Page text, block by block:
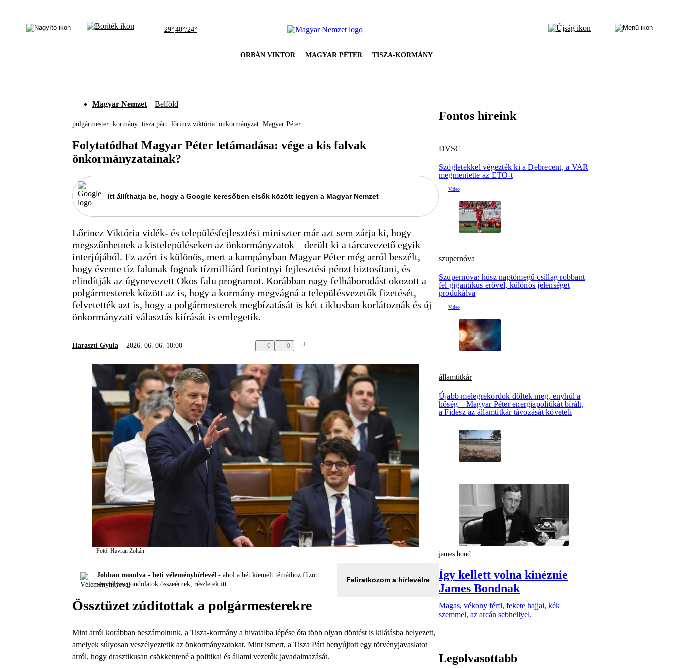
29° 40°/24°
ORBÁN VIKTOR MAGYAR PÉTER TISZA-KORMÁNY
Magyar Nemzet Belföld
polgármester kormány tisza párt lőrincz viktória önkormányzat Magyar Péter
Folytatódhat Magyar Péter letámadása: vége a kis falvak
önkormányzatainak?
Itt állíthatja be, hogy a Google keresőben elsők között legyen a Magyar Nemzet
Lőrincz Viktória vidék- és településfejlesztési miniszter már azt sem zárja ki, hogy
megszűnhetnek a kistelepüléseken az önkormányzatok – derült ki a tárcavezető egyik
interjújából. Ez azért is különös, mert a kampányban Magyar Péter még arról beszélt,
hogy évente tíz falunak fognak tízmilliárd forintnyi fejlesztési pénzt biztosítani, és
elindítják az úgynevezett Okos falu programot. Korábban nagy felháborodást okozott a
polgármesterek között az is, hogy a kormány megvágná a településvezetők fizetését,
felvetették azt is, hogy a polgármesterek megbízatását is két ciklusban korlátoznák és új
önkormányzati választás kiírását is emlegetik.
Haraszti Gyula 2026. 06. 06. 10:00 0 0 3
Fotó: Havran Zoltán
Jobban mondva - heti véleményhírlevél - ahol a hét kiemelt témáihoz fűzött
személyes gondolatok összeérnek, részletek itt.
Feliratkozom a hírlevélre
Össztüzet zúdítottak a polgármesterekre
Mint arról korábban beszámoltunk, a Tisza-kormány a hivatalba lépése óta több olyan döntést is kilátásba helyezett,
amelyek súlyosan veszélyeztetik az önkormányzatokat. Mint ismert, a Tisza Párt benyújtott egy törvényjavaslatot
arról, hogy drasztikusan csökkentené a politikai és állami vezetők javadalmazását.
Fontos híreink
DVSC
Szögletekkel végezték ki a Debrecent, a VAR
megmentette az ETO-t
szupernóva
Szupernóva: húsz naptömegű csillag robbant
fel gigantikus erővel, különös jelenséget
produkálva
államtitkár
Újabb melegrekordok dőltek meg, enyhül a
hőség – Magyar Péter energiapolitikát bírált,
a Fidesz az államtitkár távozását követeli
james bond
Így kellett volna kinéznie
James Bondnak
Magas, vékony férfi, fekete hajjal, kék
szemmel, az arcán sebhellyel.
Legolvasottabb